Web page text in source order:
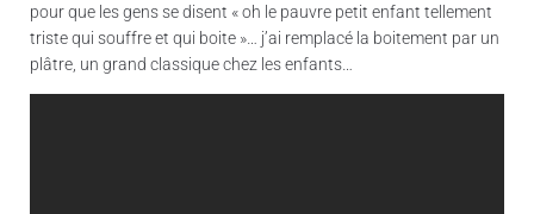
pour que les gens se disent « oh le pauvre petit enfant tellement
triste qui souffre et qui boite »… j’ai remplacé la boitement par un
plâtre, un grand classique chez les enfants…